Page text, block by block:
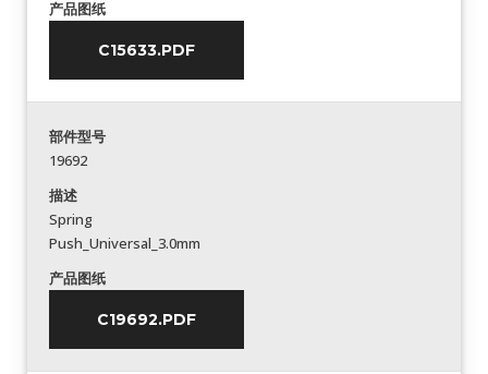
产品图纸
C15633.PDF
部件型号
19692
描述
Spring
Push_Universal_3.0mm
产品图纸
C19692.PDF